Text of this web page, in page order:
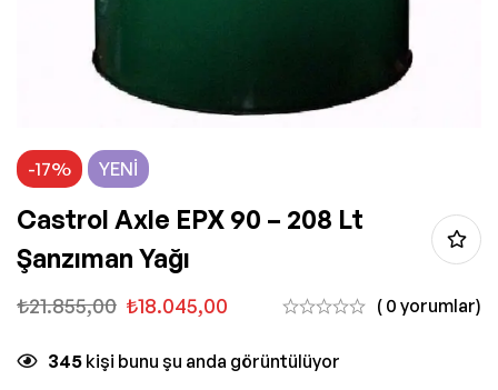
-17% YENI
Castrol Axle EPX 90 – 208 Lt
Şanzıman Yağı
₺21.855,00 ₺18.045,00 ( 0 yorumlar)
345 kişi bunu şu anda görüntülüyor